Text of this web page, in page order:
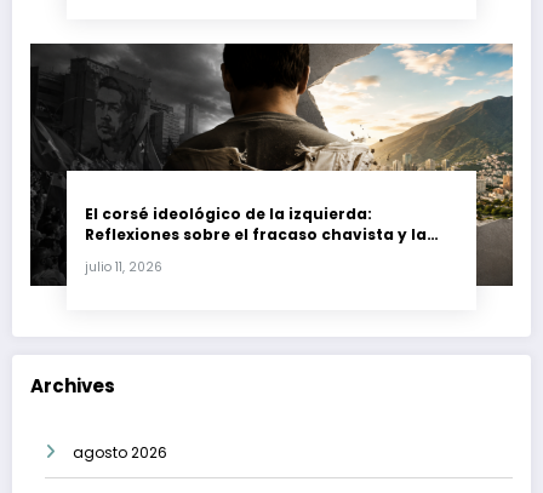
El corsé ideológico de la izquierda:
Reflexiones sobre el fracaso chavista y la
julio 11, 2026
Archives
agosto 2026